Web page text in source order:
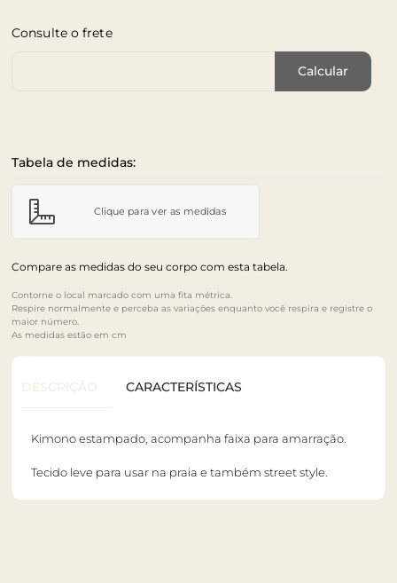
Consulte o frete
Calcular
Tabela de medidas:
Clique para ver as medidas
Compare as medidas do seu corpo com esta tabela.
Contorne o local marcado com uma fita métrica.
Respire normalmente e perceba as variações enquanto você respira e registre o
maior número.
As medidas estão em cm
DESCRIÇÃO CARACTERÍSTICAS
Kimono estampado, acompanha faixa para amarração.
Tecido leve para usar na praia e também street style.